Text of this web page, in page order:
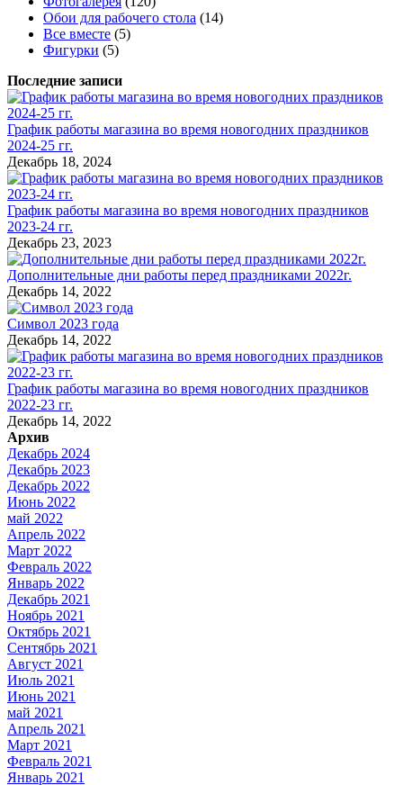
Обои для рабочего стола (14)
Все вместе (5)
Фигурки (5)
Последние записи
График работы магазина во время новогодних праздников
2024-25 гг.
Декабрь 18, 2024
График работы магазина во время новогодних праздников
2023-24 гг.
Декабрь 23, 2023
Дополнительные дни работы перед праздниками 2022г.
Декабрь 14, 2022
Символ 2023 года
Декабрь 14, 2022
График работы магазина во время новогодних праздников
2022-23 гг.
Декабрь 14, 2022
Архив
Декабрь 2024
Декабрь 2023
Декабрь 2022
Июнь 2022
май 2022
Апрель 2022
Март 2022
Февраль 2022
Январь 2022
Декабрь 2021
Ноябрь 2021
Октябрь 2021
Сентябрь 2021
Август 2021
Июль 2021
Июнь 2021
май 2021
Апрель 2021
Март 2021
Февраль 2021
Январь 2021